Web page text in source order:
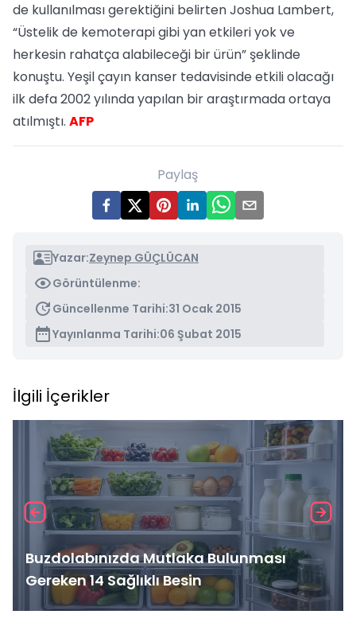
de kullanılması gerektiğini belirten Joshua Lambert,
“Üstelik de kemoterapi gibi yan etkileri yok ve
herkesin rahatça alabileceği bir ürün” şeklinde
konuştu. Yeşil çayın kanser tedavisinde etkili olacağı
ilk defa 2002 yılında yapılan bir araştırmada ortaya
atılmıştı. AFP
Paylaş
Yazar:Zeynep GÜÇLÜCAN
Görüntülenme:
Güncellenme Tarihi:31 Ocak 2015
Yayınlanma Tarihi:06 Şubat 2015
İlgili İçerikler
Buzdolabınızda Mutlaka Bulunması
Gereken 14 Sağlıklı Besin